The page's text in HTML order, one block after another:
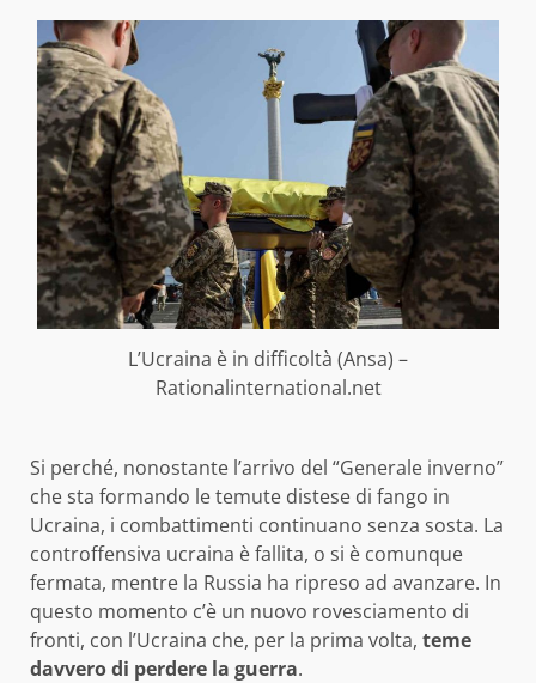
L’Ucraina è in difficoltà (Ansa) –
Rationalinternational.net
Si perché, nonostante l’arrivo del “Generale inverno”
che sta formando le temute distese di fango in
Ucraina, i combattimenti continuano senza sosta. La
controffensiva ucraina è fallita, o si è comunque
fermata, mentre la Russia ha ripreso ad avanzare. In
questo momento c’è un nuovo rovesciamento di
fronti, con l’Ucraina che, per la prima volta, teme
davvero di perdere la guerra.